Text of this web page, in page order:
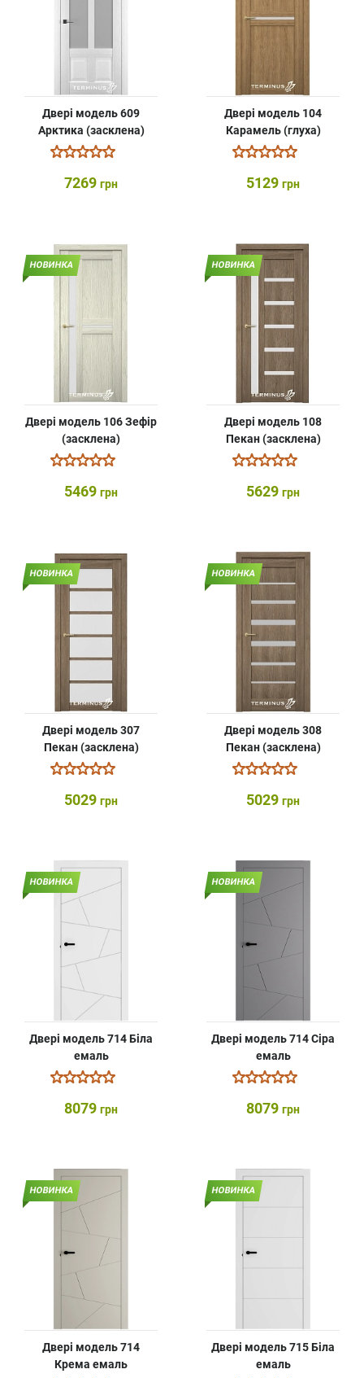
Двері модель 609
Арктика (засклена)
7269 грн
Двері модель 104
Карамель (глуха)
5129 грн
НОВИНКА
Двері модель 106 Зефір
(засклена)
5469 грн
НОВИНКА
Двері модель 108
Пекан (засклена)
5629 грн
НОВИНКА
Двері модель 307
Пекан (засклена)
5029 грн
НОВИНКА
Двері модель 308
Пекан (засклена)
5029 грн
НОВИНКА
Двері модель 714 Біла
емаль
8079 грн
НОВИНКА
Двері модель 714 Сіра
емаль
8079 грн
НОВИНКА
Двері модель 714
Крема емаль
НОВИНКА
Двері модель 715 Біла
емаль